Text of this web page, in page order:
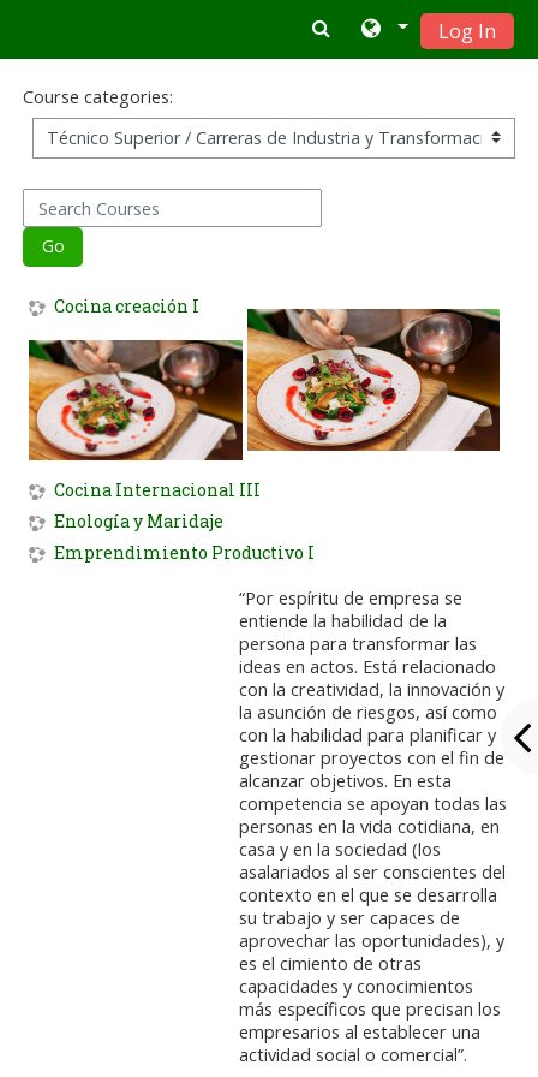
Log In
Course categories:
Search Courses
Go
Cocina creación I
Cocina Internacional III
Enología y Maridaje
Emprendimiento Productivo I
“Por espíritu de empresa se
entiende la habilidad de la
persona para transformar las
ideas en actos. Está relacionado
con la creatividad, la innovación y
la asunción de riesgos, así como
con la habilidad para planificar y
gestionar proyectos con el fin de
alcanzar objetivos. En esta
competencia se apoyan todas las
personas en la vida cotidiana, en
casa y en la sociedad (los
asalariados al ser conscientes del
contexto en el que se desarrolla
su trabajo y ser capaces de
aprovechar las oportunidades), y
es el cimiento de otras
capacidades y conocimientos
más específicos que precisan los
empresarios al establecer una
actividad social o comercial”.